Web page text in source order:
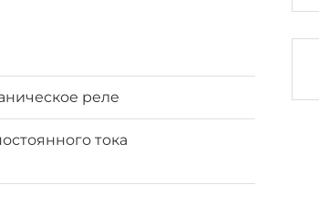
реле
тока